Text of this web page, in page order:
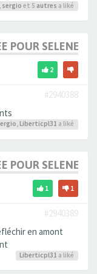
, sergio et 5 autres a liké
POUR SELENE
2
#2940388
, Liberticpl31 a liké
POUR SELENE
1 1
#2940389
en amont
Liberticpl31 a liké